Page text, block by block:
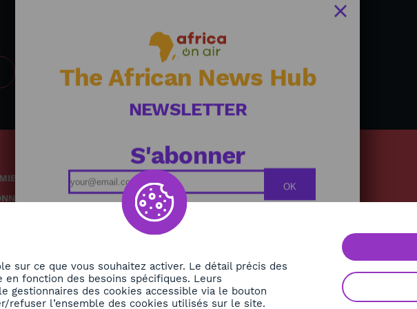
Podcasts
Replays
Grille des émissions
The African News Hub
NEWSLETTER
S'abonner
OK
sur ce que vous souhaitez activer. Le détail précis des
fonction des besoins spécifiques. Leurs
gestionnaires des cookies accessible via le bouton
refuser l’ensemble des cookies utilisés sur le site.